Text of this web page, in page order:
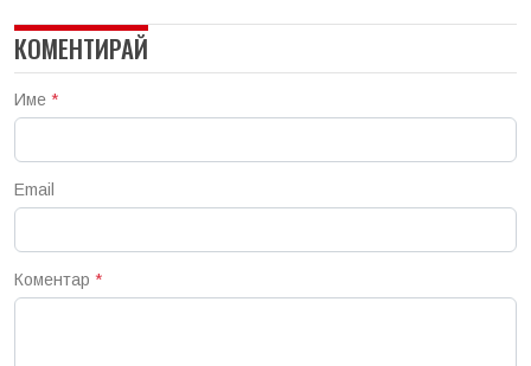
КОМЕНТИРАЙ
Име *
Email
Коментар *